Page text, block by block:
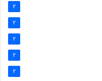
2
2
2
2
2